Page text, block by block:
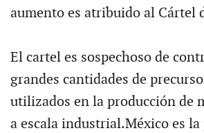
aumento es atribuido al Cártel
El cartel es sospechoso de
grandes cantidades de
utilizados en la producción de
a escala industrial.México es